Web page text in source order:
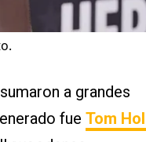
a grandes
fue Tom